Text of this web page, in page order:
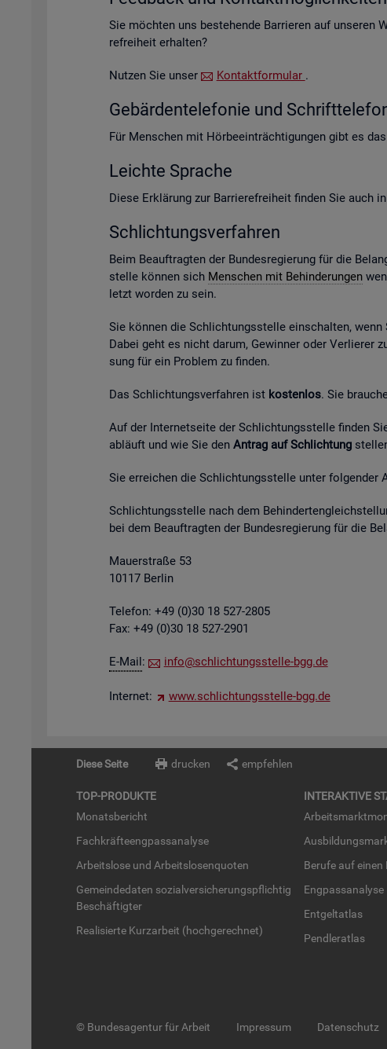
Sie möch­ten uns be­stehen­de Bar­rie­ren auf un­se­ren
re­frei­heit er­hal­ten?
Nut­zen Sie unser Kon­takt­for­mu­lar .
Ge­bär­den­te­le­fo­nie und
Für Men­schen mit Hör­be­ein­träch­ti­gun­gen gibt es
Leich­te Spra­che
Diese Er­klä­rung zur Bar­rie­re­frei­heit fin­den Sie auch in
Schlich­tungs­ver­fah­ren
Beim Be­auf­trag­ten der Bun­des­re­gie­rung für die
stel­le kön­nen sich Men­schen mit Be­hin­de­run­gen
letzt wor­den zu sein.
Sie kön­nen die Schlich­tungs­stel­le ein­schal­ten,
Dabei geht es nicht darum, Ge­win­ner oder
sung für ein Pro­blem zu fin­den.
Das Schlich­tungs­ver­fah­ren ist kos­ten­los. Sie
Auf der In­ter­net­sei­te der Schlich­tungs­stel­le fin­den
ab­läuft und wie Sie den An­trag auf Schlich­tung
Sie er­rei­chen die Schlich­tungs­stel­le unter fol­gen­der
Schlich­tungs­stel­le nach dem
bei dem Be­auf­trag­ten der Bun­des­re­gie­rung für die
Mau­er­stra­ße 53
10117 Ber­lin
Te­le­fon: +49 (0)30 18 527-2805
Fax: +49 (0)30 18 527-2901
E-Mail: info@​sch​lich​tung​sste​lle-​bgg.​de
In­ter­net: www.​sch​lich​tung​sste​lle-​bgg.​de
Diese Seite drucken empfehlen
TOP-PRO­DUK­TE
Mo­nats­be­richt
Fach­kräf­te­eng­pass­ana­ly­se
Ar­beits­lo­se und Ar­beits­lo­sen­quo­ten
Ge­mein­de­da­ten so­zi­al­ver­si­che­rungs­pflich­tig
Be­schäf­tig­ter
Rea­li­sier­te Kurz­ar­beit (hoch­ge­rech­net)
IN­TER­AK­TI­VE
Be­ru­fe auf einen
Eng­pass­ana­ly­se
Ent­gel­t­at­las
Pend­ler­at­las
© Bundesagentur für Arbeit Impressum Datenschutz